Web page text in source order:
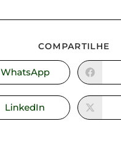
COMPARTILHE
WhatsApp
LinkedIn